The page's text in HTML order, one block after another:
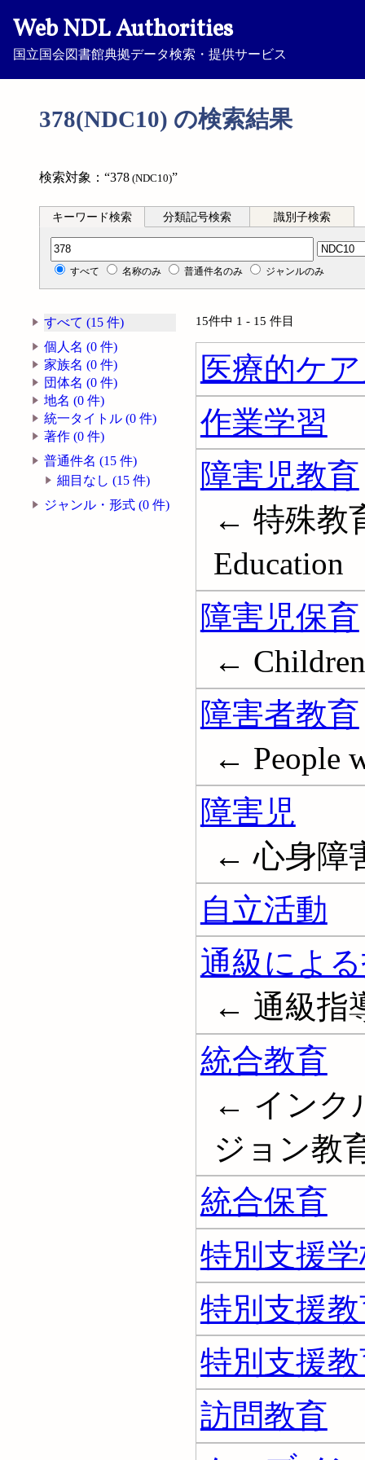
Web NDL Authorities
国立国会図書館典拠データ検索・提供サービス
378(NDC10) の検索結果
検索対象：“378 (NDC10)”
キーワード検索 分類記号検索 識別子検索
分類記号検索
すべて 名称のみ 普通件名のみ ジャンルのみ
すべて (15 件)
個人名 (0 件)
家族名 (0 件)
団体名 (0 件)
地名 (0 件)
統一タイトル (0 件)
著作 (0 件)
普通件名 (15 件)
細目なし (15 件)
ジャンル・形式 (0 件)
15件中 1 - 15 件目
医療的ケ
作業学習
障害児教育
← 特殊教
Education
障害児保育
←
障害者教育
← People
障害児
← 心身障
自立活動
通級によ
← 通級指
統合教育
← インク
ジョン教
統合保育
特別支援
特別支援
特別支援
訪問教育